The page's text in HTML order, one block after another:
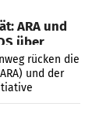
ARA und
über
rücken die
und der